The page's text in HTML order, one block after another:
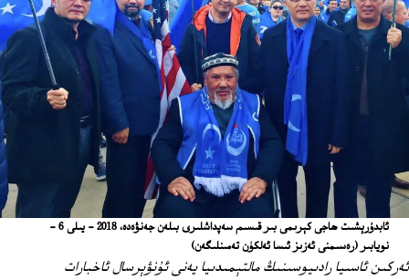
ئابدۇرېشىت ھاجى كېرىمى بىر قىسىم سەپداشلىرى بىلەن جەنۋەدە، 2018 - يىلى 6 -
نويابىر(رەسىمنى ئەزىز ئىسا ئەلكۈن تەمىنلىگەن)
ئەركىن ئاسىيا رادىيوسىنىڭ مالتېمىدىيا يەنى ئۇنۋېرسال ئاخبارات